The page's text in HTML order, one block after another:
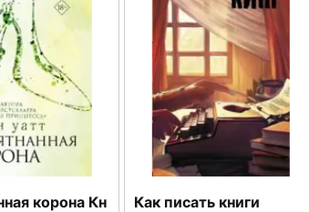
корона Кн
Как писать книги